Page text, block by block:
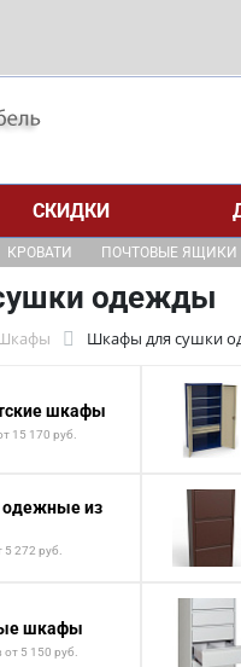
СКИДКИ
КРОВАТИ ПОЧТОВЫЕ ЯЩИКИ
одежды
Шкафы для сушки
шкафы
15 170 руб.
из
5 272 руб.
шкафы
5 150 руб.